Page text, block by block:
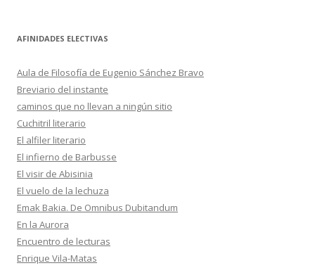
AFINIDADES ELECTIVAS
Aula de Filosofía de Eugenio Sánchez Bravo
Breviario del instante
caminos que no llevan a ningún sitio
Cuchitril literario
El alfiler literario
El infierno de Barbusse
El visir de Abisinia
El vuelo de la lechuza
Emak Bakia. De Omnibus Dubitandum
En la Aurora
Encuentro de lecturas
Enrique Vila-Matas